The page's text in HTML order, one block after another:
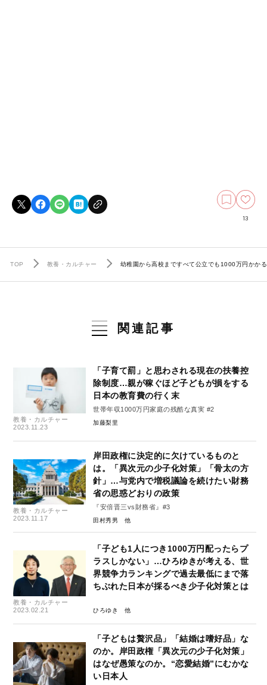
13
TOP 教養・カルチャー 幼稚園から高校まですべて公立でも1000万円かか
関連記事
教養・カルチャー
2023.11.23
「子育て罰」と思わされる現在の扶養控
除制度…親が稼ぐほど子どもが損をする
日本の教育費の行く末
世帯年収1000万円家庭の残酷な真実 #2
加藤梨里
教養・カルチャー
2023.11.17
岸田政権に決定的に欠けているものと
は。「異次元の少子化対策」「骨太の方
針」…与党内で増税議論を続けたい財務
省の思惑どおりの政策
『安倍晋三vs財務省』#3
田村秀男
教養・カルチャー
2023.02.21
「子ども1人につき1000万円配ったらプ
ラスしかない」…ひろゆきが考える、世
界競争力ランキングで過去最低にまで落
ちぶれた日本が採るべき少子化対策とは
ひろゆき
「子どもは贅沢品」「結婚は嗜好品」な
のか。岸田政権「異次元の少子化対策」
はなぜ愚策なのか。“恋愛結婚”にむかな
い日本人